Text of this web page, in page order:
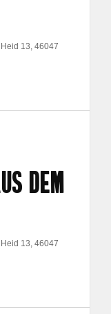
Heid 13, 46047
DEM
Heid 13, 46047